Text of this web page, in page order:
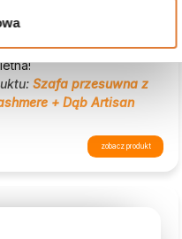
otworów nie
montażu nie zawierają
Szafa przesuwna z
+ Dąb Artisan
zobacz produkt